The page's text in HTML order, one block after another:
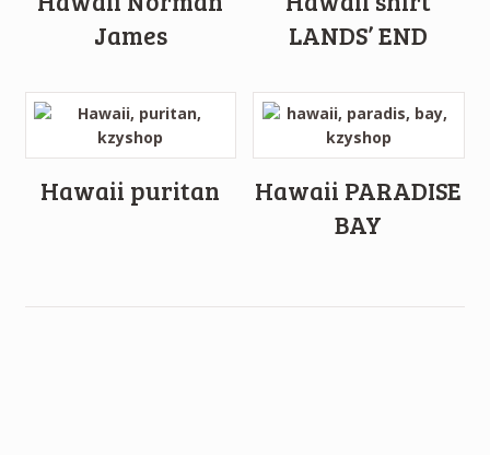
James
LANDS’ END
Hawaii puritan
Hawaii PARADISE
BAY